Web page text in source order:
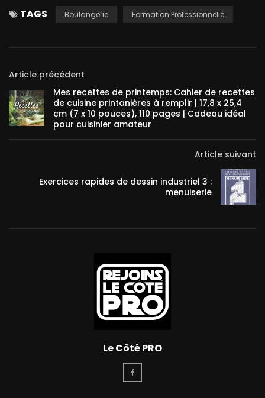
TAGS Boulangerie Formation Professionnelle
Article précédent
Mes recettes de printemps: Cahier de recettes
de cuisine printanières à remplir | 17,8 x 25,4
cm (7 x 10 pouces), 110 pages | Cadeau idéal
pour cuisinier amateur
Article suivant
Exercices rapides de dessin industriel 3 :
menuiserie
Le Côté PRO